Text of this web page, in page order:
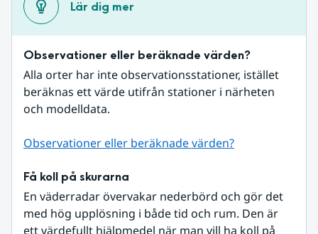
Lär dig mer
Observationer eller beräknade värden?
Alla orter har inte observationsstationer, istället
beräknas ett värde utifrån stationer i närheten
och modelldata.
Observationer eller beräknade värden?
Få koll på skurarna
En väderradar övervakar nederbörd och gör det
med hög upplösning i både tid och rum. Den är
ett värdefullt hjälpmedel när man vill ha koll på